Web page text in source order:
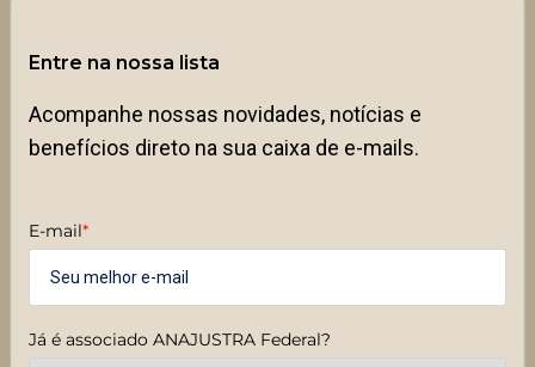
Entre na nossa lista
Acompanhe nossas novidades, notícias e
benefícios direto na sua caixa de e-mails.
E-mail*
Já é associado ANAJUSTRA Federal?